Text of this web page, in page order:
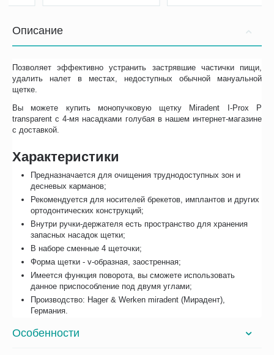
Описание
Позволяет эффективно устранить застрявшие частички пищи,
удалить налет в местах, недоступных обычной мануальной
щетке.
Вы можете купить монопучковую щетку Miradent I-Prox P
transparent с 4-мя насадками голубая в нашем интернет-магазине
с доставкой.
Характеристики
Предназначается для очищения труднодоступных зон и
десневых карманов;
Рекомендуется для носителей брекетов, имплантов и других
ортодонтических конструкций;
Внутри ручки-держателя есть пространство для хранения
запасных насадок щетки;
В наборе сменные 4 щеточки;
Форма щетки - v-образная, заостренная;
Имеется функция поворота, вы сможете использовать
данное приспособление под двумя углами;
Производство: Hager & Werken miradent (Мирадент),
Германия.
Особенности